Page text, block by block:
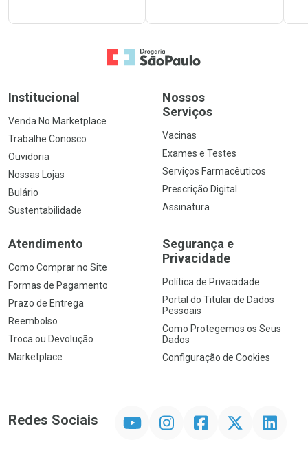
Ir para a Home
Institucional
Venda No Marketplace
Trabalhe Conosco
Ouvidoria
Nossas Lojas
Bulário
Sustentabilidade
Nossos
Serviços
Vacinas
Exames e Testes
Serviços Farmacêuticos
Prescrição Digital
Assinatura
Atendimento
Como Comprar no Site
Formas de Pagamento
Prazo de Entrega
Reembolso
Troca ou Devolução
Marketplace
Segurança e
Privacidade
Política de Privacidade
Portal do Titular de Dados
Pessoais
Como Protegemos os Seus
Dados
Configuração de Cookies
Redes Sociais InstagramFacebook Linkedin